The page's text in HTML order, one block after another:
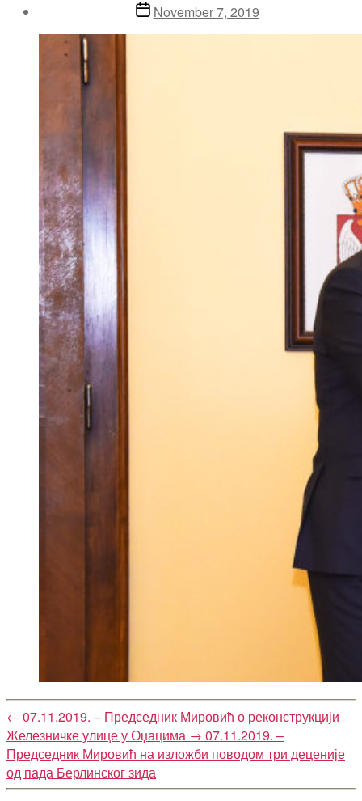
PostNovember 7, 2019
← 07.11.2019. – Председник Мировић о реконструкцији
Железничке улице у Оџацима → 07.11.2019. –
Председник Мировић на изложби поводом три деценије
од пада Берлинског зида